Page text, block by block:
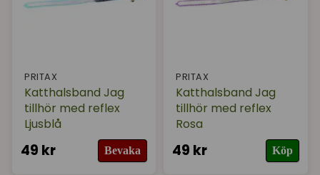
PRITAX
Katthalsband Jag
tillhör med reflex
Ljusblå
49 kr Bevaka
PRITAX
Katthalsband Jag
tillhör med reflex
Rosa
49 kr Köp